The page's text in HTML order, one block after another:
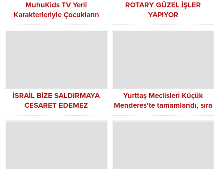
MuhuKids TV Yerli
Karakterleriyle Çocukların
Eğitim ve Eğlence Dünyasına
ROTARY GÜZEL İŞLER
YAPIYOR
İSRAİL BİZE SALDIRMAYA
CESARET EDEMEZ
Yurttaş Meclisleri Küçük
Menderes’te tamamlandı, sıra
yeni ilçelerde